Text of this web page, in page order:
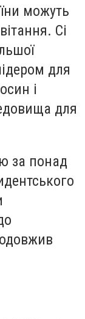
можуть
Сі
для
і
для
за понад